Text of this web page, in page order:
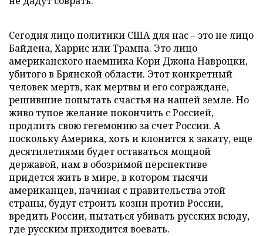
Сегодня лицо политики США для нас – это не лицо
Байдена, Харрис или Трампа. Это лицо
американского наемника Кори Джона Навроцки,
убитого в Брянской области. Этот конкретный
человек мертв, как мертвы и его сограждане,
решившие попытать счастья на нашей земле. Но
живо тупое желание покончить с Россией,
продлить свою гегемонию за счет России. А
поскольку Америка, хоть и клонится к закату, еще
десятилетиями будет оставаться мощной
державой, нам в обозримой перспективе
придется жить в мире, в котором тысячи
американцев, начиная с правительства этой
страны, будут строить козни против России,
вредить России, пытаться убивать русских всюду,
где русским приходится воевать.